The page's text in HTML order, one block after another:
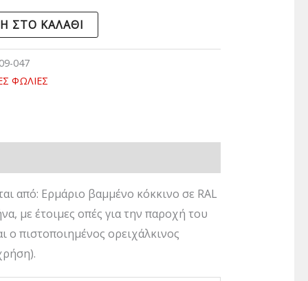
ΣΤΟ ΚΑΛΆΘΙ
047
ΦΩΛΙΕΣ
από: Ερμάριο βαμμένο κόκκινο σε RAL
με έτοιμες οπές για την παροχή του
ο πιστοποιημένος ορειχάλκινος